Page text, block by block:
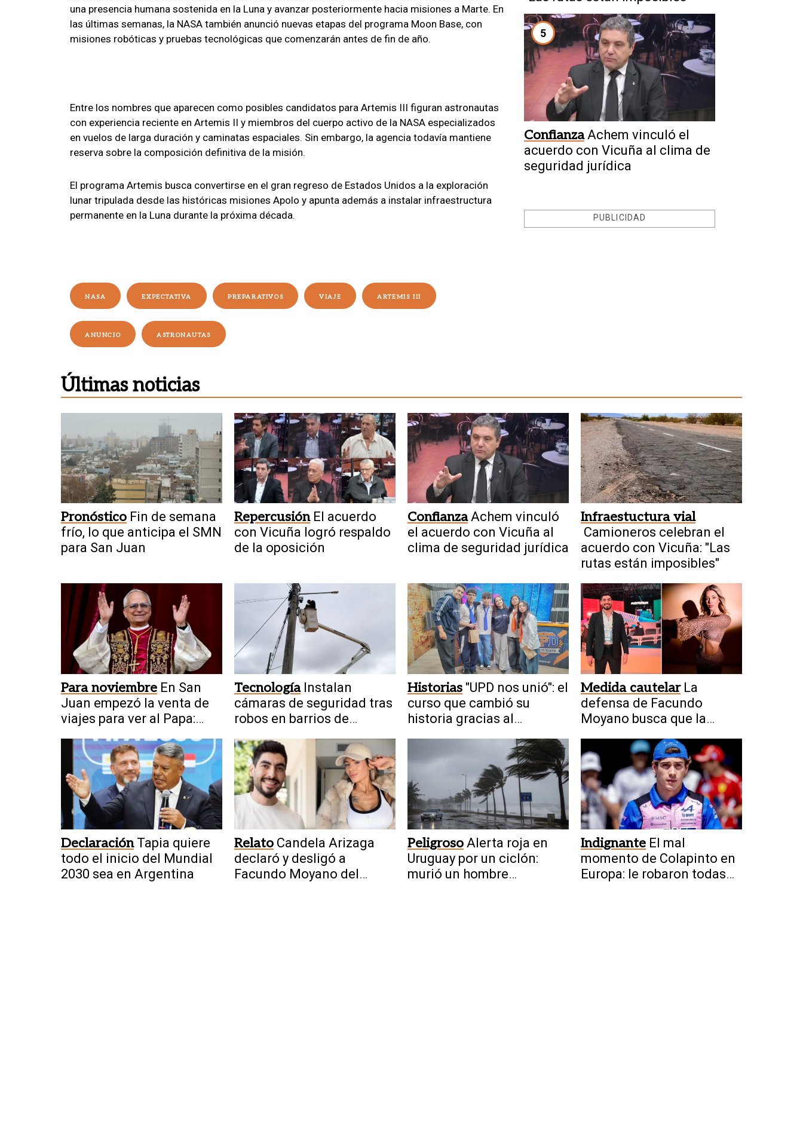
una presencia humana sostenida en la Luna y avanzar posteriormente hacia misiones a Marte. En
las últimas semanas, la NASA también anunció nuevas etapas del programa Moon Base, con
misiones robóticas y pruebas tecnológicas que comenzarán antes de fin de año.
Entre los nombres que aparecen como posibles candidatos para Artemis III figuran astronautas
con experiencia reciente en Artemis II y miembros del cuerpo activo de la NASA especializados
en vuelos de larga duración y caminatas espaciales. Sin embargo, la agencia todavía mantiene
reserva sobre la composición definitiva de la misión.
El programa Artemis busca convertirse en el gran regreso de Estados Unidos a la exploración
lunar tripulada desde las históricas misiones Apolo y apunta además a instalar infraestructura
permanente en la Luna durante la próxima década.
NASA EXPECTATIVA PREPARATIVOS VIAJE ARTEMIS III
ANUNCIO ASTRONAUTAS
5
Confianza Achem vinculó el
acuerdo con Vicuña al clima de
seguridad jurídica
PUBLICIDAD
Últimas noticias
Pronóstico Fin de semana
frío, lo que anticipa el SMN
para San Juan
Repercusión El acuerdo
con Vicuña logró respaldo
de la oposición
Confianza Achem vinculó
el acuerdo con Vicuña al
clima de seguridad jurídica
Infraestuctura vial
Camioneros celebran el
acuerdo con Vicuña: "Las
rutas están imposibles"
Para noviembre En San
Juan empezó la venta de
viajes para ver al Papa:
Tecnología Instalan
cámaras de seguridad tras
robos en barrios de
Historias "UPD nos unió": el
curso que cambió su
historia gracias al
Medida cautelar La
defensa de Facundo
Moyano busca que la
restricción
Declaración Tapia quiere
todo el inicio del Mundial
2030 sea en Argentina
Relato Candela Arizaga
declaró y desligó a
Facundo Moyano del
Peligroso Alerta roja en
Uruguay por un ciclón:
murió un hombre
Indignante El mal
momento de Colapinto en
Europa: le robaron todas